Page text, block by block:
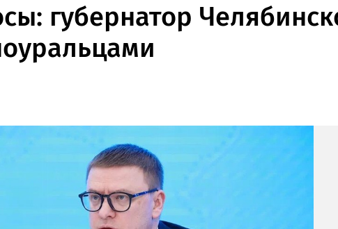
губернатор